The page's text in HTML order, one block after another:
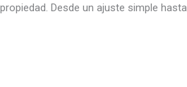
Desde un ajuste simple hasta